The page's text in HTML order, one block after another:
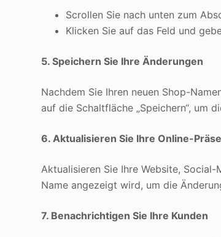
Scrollen Sie nach unten zum
Klicken Sie auf das Feld und
5. Speichern Sie Ihre Änderungen
Nachdem Sie Ihren neuen Shop-
auf die Schaltfläche „Speichern“, um
6. Aktualisieren Sie Ihre Online-
Aktualisieren Sie Ihre Website,
Name angezeigt wird, um die
7. Benachrichtigen Sie Ihre Kunden